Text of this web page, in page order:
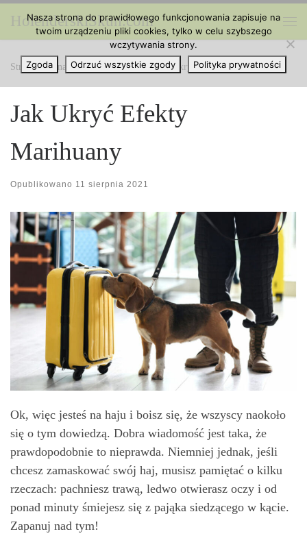
Przejdź do treści
HolenderskiSkun.com
Strona główna » Ciekawe Artykuły » Jak Ukryć Efekty Marihuany
Jak Ukryć Efekty
Marihuany
Opublikowano 11 sierpnia 2021
Ok, więc jesteś na haju i boisz się, że wszyscy naokoło
się o tym dowiedzą. Dobra wiadomość jest taka, że ​​
prawdopodobnie to nieprawda. Niemniej jednak, jeśli
chcesz zamaskować swój haj, musisz pamiętać o kilku
rzeczach: pachniesz trawą, ledwo otwierasz oczy i od
ponad minuty śmiejesz się z pająka siedzącego w kącie.
Zapanuj nad tym!
Nasza strona do prawidłowego funkcjonowania zapisuje na
twoim urządzeniu pliki cookies, tylko w celu szybszego
wczytywania strony.
Zgoda
Odrzuć wszystkie zgody Polityka prywatności